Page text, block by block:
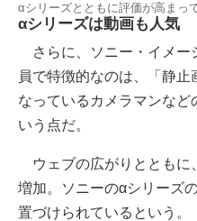
αシリーズとともに評価が高まっ
αシリーズは動画も人気
さらに、ソニー・イメー
員で特徴的なのは、「静
なっているカメラマンなど
いう点だ。
ウェブの広がりとともに
増加。ソニーのαシリーズ
置づけられているという